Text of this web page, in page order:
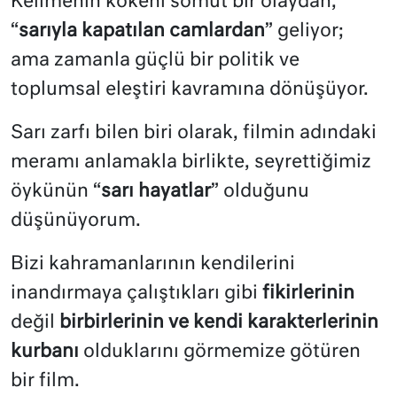
“sarıyla kapatılan camlardan” geliyor;
ama zamanla güçlü bir politik ve
toplumsal eleştiri kavramına dönüşüyor.
Sarı zarfı bilen biri olarak, filmin adındaki
meramı anlamakla birlikte, seyrettiğimiz
öykünün “sarı hayatlar” olduğunu
düşünüyorum.
Bizi kahramanlarının kendilerini
inandırmaya çalıştıkları gibi fikirlerinin
değil birbirlerinin ve kendi karakterlerinin
kurbanı olduklarını görmemize götüren
bir film.